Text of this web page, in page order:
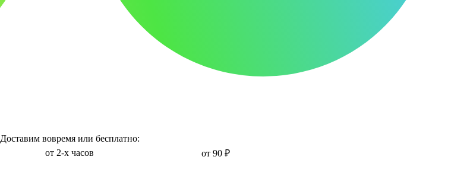
Доставим вовремя или бесплатно:
от 2-х часов от 90 ₽